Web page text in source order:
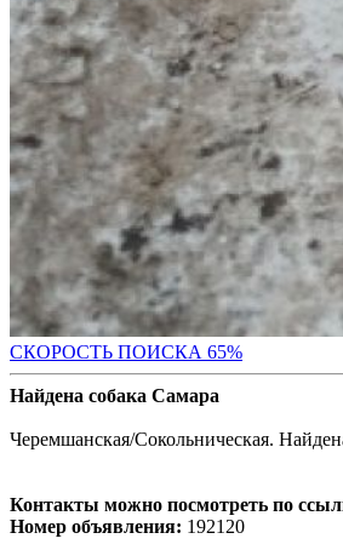
СКОРОСТЬ ПОИСКА 65%
Найдена собака Самара
Черемшанская/Сокольническая.
Контакты можно посмотреть по
Номер объявления: 192120